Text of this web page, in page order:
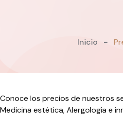
Inicio
Conoce los precios de nuestros
Medicina estética, Alergología e